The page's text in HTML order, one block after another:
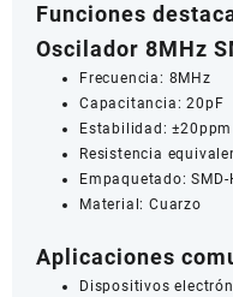
Funciones
Oscilador 8MHz
Frecuencia: 8MHz
Capacitancia: 20pF
Estabilidad: ±20ppm
Resistencia
Empaquetado: SMD-
Material: Cuarzo
Aplicaciones
Dispositivos